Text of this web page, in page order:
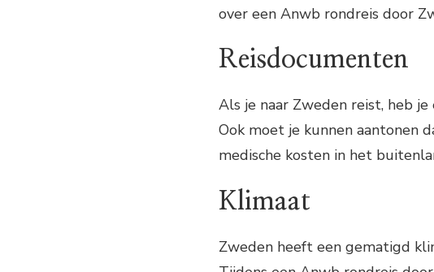
over een Anwb rondreis door
Reisdocumenten
Als je naar Zweden reist, heb
Ook moet je kunnen aantonen
medische kosten in het
Klimaat
Zweden heeft een gematigd